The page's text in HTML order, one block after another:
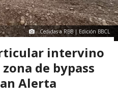
Cedidas a RBB | Edición BBCL
intervino
de bypass
Alerta